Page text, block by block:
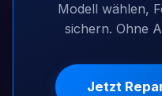
Modell wählen,
sichern. Ohne
Jetzt